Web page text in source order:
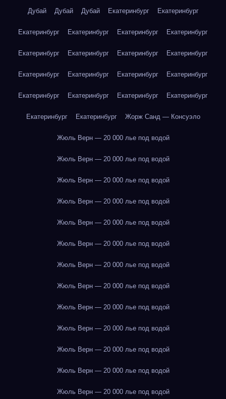
Дубай Дубай Дубай Екатеринбург Екатеринбург
Екатеринбург Екатеринбург Екатеринбург Екатеринбург
Екатеринбург Екатеринбург Екатеринбург Екатеринбург
Екатеринбург Екатеринбург Екатеринбург Екатеринбург
Екатеринбург Екатеринбург Екатеринбург Екатеринбург
Екатеринбург Екатеринбург Жорж Санд — Консуэло
Жюль Верн — 20 000 лье под водой
Жюль Верн — 20 000 лье под водой
Жюль Верн — 20 000 лье под водой
Жюль Верн — 20 000 лье под водой
Жюль Верн — 20 000 лье под водой
Жюль Верн — 20 000 лье под водой
Жюль Верн — 20 000 лье под водой
Жюль Верн — 20 000 лье под водой
Жюль Верн — 20 000 лье под водой
Жюль Верн — 20 000 лье под водой
Жюль Верн — 20 000 лье под водой
Жюль Верн — 20 000 лье под водой
Жюль Верн — 20 000 лье под водой